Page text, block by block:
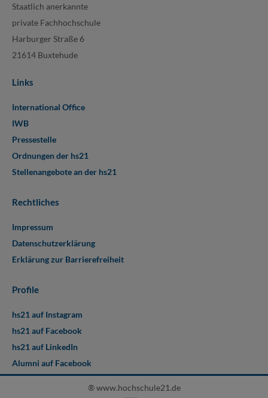
Staatlich anerkannte
private Fachhochschule
Harburger Straße 6
21614 Buxtehude
Links
International Office
IWB
Pressestelle
Ordnungen der hs21
Stellenangebote an der hs21
Rechtliches
Impressum
Datenschutzerklärung
Erklärung zur Barrierefreiheit
Profile
hs21 auf Instagram
hs21 auf Facebook
hs21 auf LinkedIn
Alumni auf Facebook
® www.hochschule21.de